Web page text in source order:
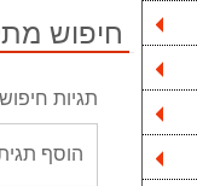
חיפוש
תגיות חיפוש